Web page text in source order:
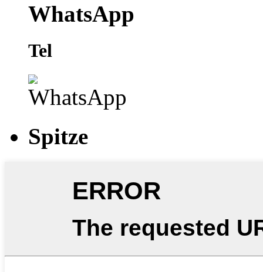
WhatsApp
Tel
Spitze